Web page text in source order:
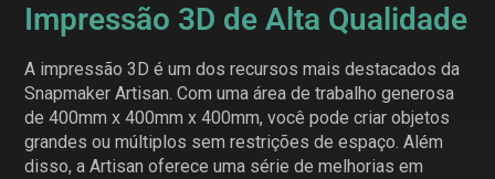
Impressão 3D de Alta Qualidade
A impressão 3D é um dos recursos mais destacados da
Snapmaker Artisan. Com uma área de trabalho generosa
de 400mm x 400mm x 400mm, você pode criar objetos
grandes ou múltiplos sem restrições de espaço. Além
disso, a Artisan oferece uma série de melhorias em